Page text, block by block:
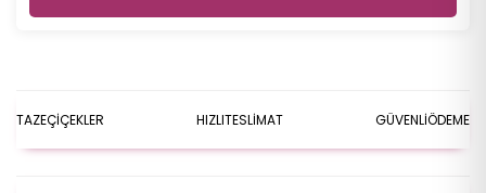
TAZEÇİÇEKLER HIZLITESLİMAT GÜVENLİÖDEME